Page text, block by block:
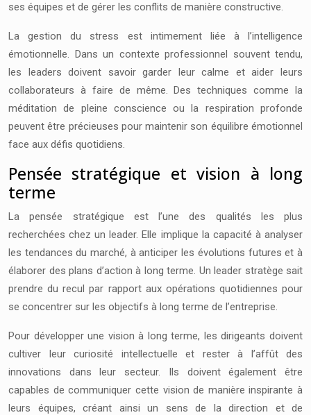
ses équipes et de gérer les conflits de manière constructive.
La gestion du stress est intimement liée à l’intelligence
émotionnelle. Dans un contexte professionnel souvent tendu,
les leaders doivent savoir garder leur calme et aider leurs
collaborateurs à faire de même. Des techniques comme la
méditation de pleine conscience ou la respiration profonde
peuvent être précieuses pour maintenir son équilibre émotionnel
face aux défis quotidiens.
Pensée stratégique et vision à long
terme
La pensée stratégique est l’une des qualités les plus
recherchées chez un leader. Elle implique la capacité à analyser
les tendances du marché, à anticiper les évolutions futures et à
élaborer des plans d’action à long terme. Un leader stratège sait
prendre du recul par rapport aux opérations quotidiennes pour
se concentrer sur les objectifs à long terme de l’entreprise.
Pour développer une vision à long terme, les dirigeants doivent
cultiver leur curiosité intellectuelle et rester à l’affût des
innovations dans leur secteur. Ils doivent également être
capables de communiquer cette vision de manière inspirante à
leurs équipes, créant ainsi un sens de la direction et de